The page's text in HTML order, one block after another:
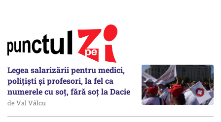
Legea salarizării pentru medici,
polițiști și profesori, la fel ca
numerele cu soț, fără soț la Dacie
de Val Vâlcu